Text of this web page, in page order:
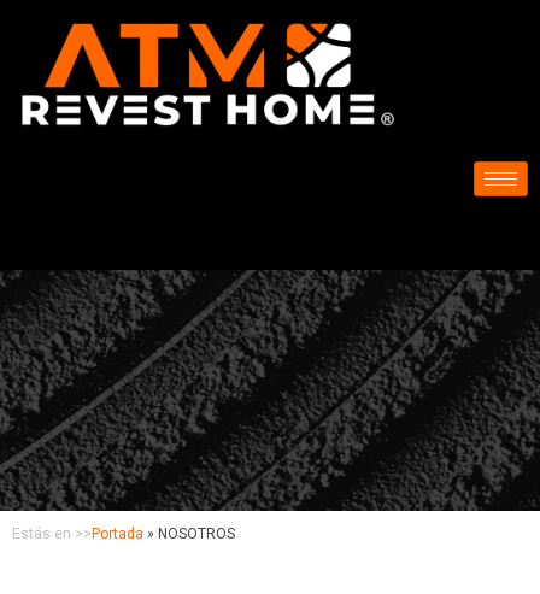
Estás en >> Portada » NOSOTROS